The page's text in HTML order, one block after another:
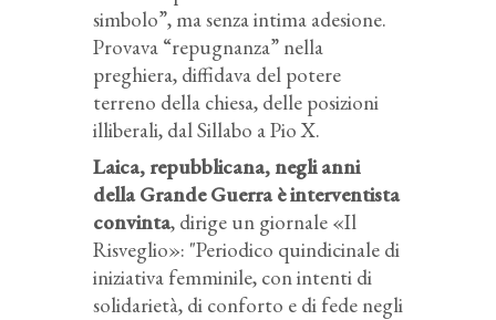
simbolo”, ma senza intima adesione.
Provava “repugnanza” nella
preghiera, diffidava del potere
terreno della chiesa, delle posizioni
illiberali, dal Sillabo a Pio X.
Laica, repubblicana, negli anni
della Grande Guerra è interventista
convinta, dirige un giornale «Il
Risveglio»: "Periodico quindicinale di
iniziativa femminile, con intenti di
solidarietà, di conforto e di fede negli